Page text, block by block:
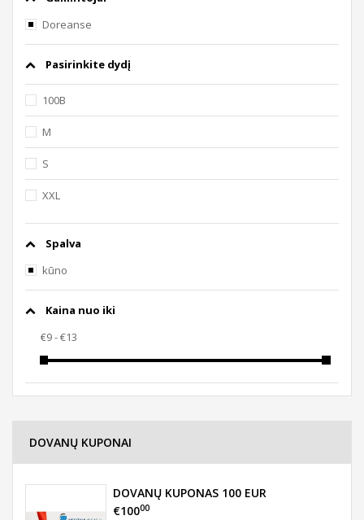
Doreanse
Pasirinkite dydį
100B
M
S
XXL
Spalva
kūno
Kaina nuo iki
DOVANŲ KUPONAI
DOVANŲ KUPONAS 100 EUR
€10000